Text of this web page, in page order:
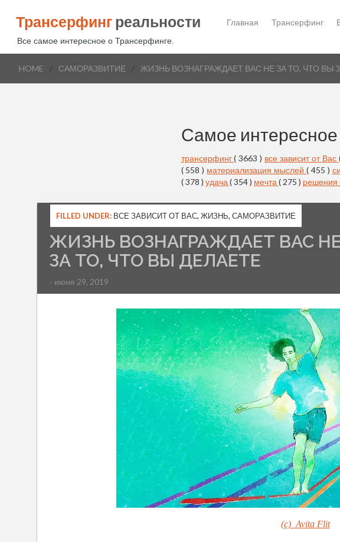
Трансерфинг реальности
Все самое интересное о Трансерфинге.
Главная Трансерфинг
HOME / САМОРАЗВИТИЕ / ЖИЗНЬ ВОЗНАГРАЖДАЕТ ВАС НЕ ЗА ТО, ЧТО ВЫ
Самое интересное
трансерфинг( 3663 ) все зависит от Вас
( 558 ) материализация мыслей( 455 )
( 378 ) удача ( 354 ) мечта ( 275 ) решения
FILLED UNDER: ВСЕ ЗАВИСИТ ОТ ВАС, ЖИЗНЬ, САМОРАЗВИТИЕ
ЖИЗНЬ ВОЗНАГРАЖДАЕТ ВАС
ЗА ТО, ЧТО ВЫ ДЕЛАЕТЕ
- июня 29, 2019
(c) Avita Flit